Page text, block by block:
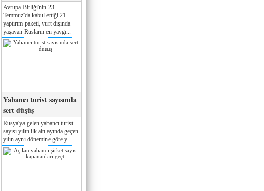
Avrupa Birliği'nin 23
Temmuz'da kabul ettiği 21.
yaptırım paketi, yurt dışında
yaşayan Rusların en yaygı...
Yabancı turist sayısında
sert düşüş
Rusya'ya gelen yabancı turist
sayısı yılın ilk altı ayında geçen
yılın aynı dönemine göre y...